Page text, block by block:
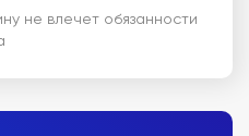
не влечет обязанности